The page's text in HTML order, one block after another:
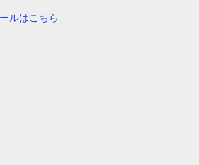
ルはこちら